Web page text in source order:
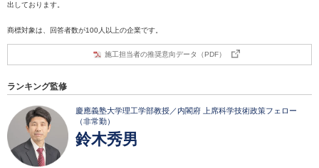
出しております。
商標対象は、回答者数が100人以上の企業です。
施工担当者の推奨意向データ（PDF）
ランキング監修
慶應義塾大学理工学部教授／内閣府 上席科学技術政策フェロー
（非常勤）
鈴木秀男